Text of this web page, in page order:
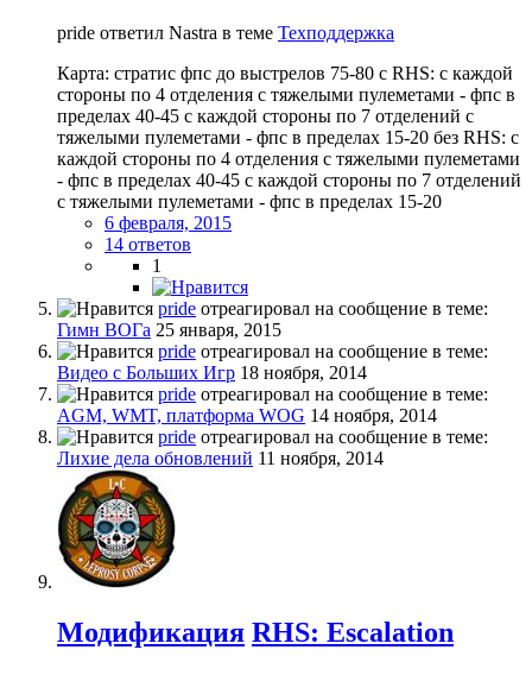
pride ответил Nastra в теме Техподдержка
Карта: стратис фпс до выстрелов 75-80 с RHS: с каждой
стороны по 4 отделения с тяжелыми пулеметами - фпс в
пределах 40-45 с каждой стороны по 7 отделений с
тяжелыми пулеметами - фпс в пределах 15-20 без RHS: с
каждой стороны по 4 отделения с тяжелыми пулеметами
- фпс в пределах 40-45 с каждой стороны по 7 отделений
с тяжелыми пулеметами - фпс в пределах 15-20
6 февраля, 2015
14 ответов
1
pride отреагировал на сообщение в теме:
Гимн ВОГа 25 января, 2015
pride отреагировал на сообщение в теме:
Видео с Больших Игр 18 ноября, 2014
pride отреагировал на сообщение в теме:
AGM, WMT, платформа WOG 14 ноября, 2014
pride отреагировал на сообщение в теме:
Лихие дела обновлений 11 ноября, 2014
Модификация RHS: Escalation